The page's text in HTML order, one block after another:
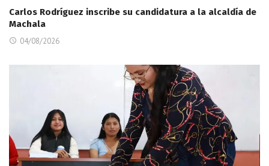
Carlos Rodríguez inscribe su candidatura a la alcaldía de
Machala
04/08/2026